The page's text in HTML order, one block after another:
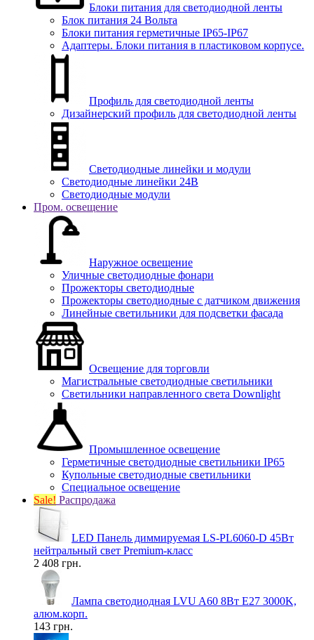
Блоки питания для светодиодной ленты
Блок питания 24 Вольта
Блоки питания герметичные IP65-IP67
Адаптеры. Блоки питания в пластиковом корпусе.
Профиль для светодиодной ленты
Дизайнерский профиль для светодиодной ленты
Светодиодные линейки и модули
Светодиодные линейки 24В
Светодиодные модули
Пром. освещение
Наружное освещение
Уличные светодиодные фонари
Прожекторы светодиодные
Прожекторы светодиодные с датчиком движения
Линейные светильники для подсветки фасада
Освещение для торговли
Магистральные светодиодные светильники
Светильники направленного света Downlight
Промышленное освещение
Герметичные светодиодные светильники IP65
Купольные светодиодные светильники
Специальное освещение
Sale! Распродажа
LED Панель диммируемая LS-PL6060-D 45Вт
нейтральный свет Premium-класс
2 408 грн.
Лампа светодиодная LVU A60 8Вт E27 3000K,
алюм.корп.
143 грн.